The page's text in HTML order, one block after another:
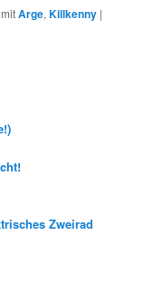
Arge,Killkenny |
Zweirad